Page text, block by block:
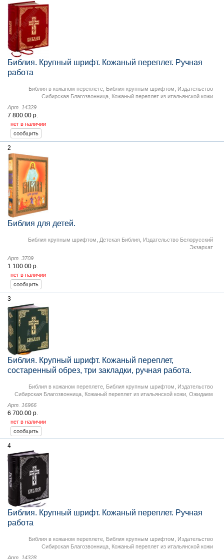
Библия. Крупный шрифт. Кожаный переплет. Ручная
работа
Библия в кожаном переплете Библия крупным шрифтом
Издательство
Сибирская Благозвонница Кожаный переплет из итальянской кожи
Арт. 14329
7 800.00 р.
нет в наличии
2
Библия для детей.
Библия крупным шрифтом Детская Библия
Издательство Белорусский
Экзархат
Арт. 3709
1 100.00 р.
нет в наличии
3
Библия. Крупный шрифт. Кожаный переплет,
состаренный обрез, три закладки, ручная работа.
Библия в кожаном переплете Библия крупным шрифтом
Издательство
Сибирская Благозвонница Кожаный переплет из итальянской кожи Ожидаем
Арт. 16966
6 700.00 р.
нет в наличии
4
Библия. Крупный шрифт. Кожаный переплет. Ручная
работа
Библия в кожаном переплете Библия крупным шрифтом
Издательство
Сибирская Благозвонница Кожаный переплет из итальянской кожи
Арт. 14328